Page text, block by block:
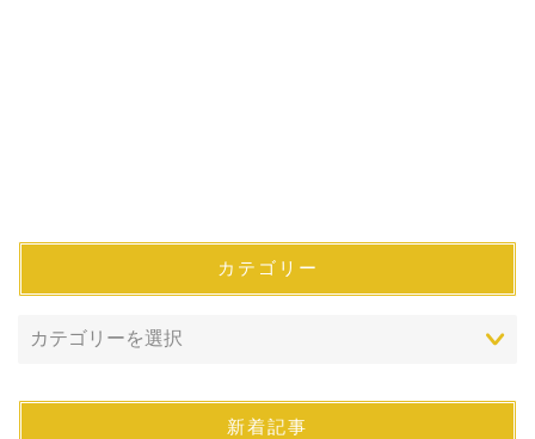
カテゴリー
新着記事